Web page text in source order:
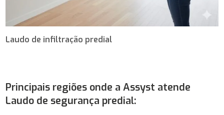
Laudo de infiltração predial
Principais regiões onde a Assyst atende
Laudo de segurança predial: